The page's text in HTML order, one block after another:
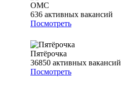
ОМС
636 активных вакансий
Посмотреть
Пятёрочка
36850 активных вакансий
Посмотреть